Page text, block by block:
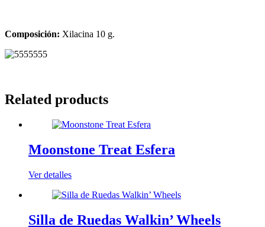
Composición: Xilacina 10 g.
Related products
Moonstone Treat Esfera
Ver detalles
Silla de Ruedas Walkin’ Wheels